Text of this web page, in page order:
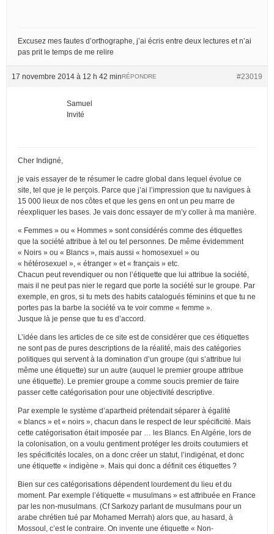
Excusez mes fautes d’orthographe, j’ai écris entre deux lectures et n’ai
pas prit le temps de me relire
17 novembre 2014 à 12 h 42 min #23019
RÉPONDRE
Samuel
Invité
Cher Indigné,
je vais essayer de te résumer le cadre global dans lequel évolue ce
site, tel que je le perçois. Parce que j’ai l’impression que tu navigues à
15 000 lieux de nos côtes et que les gens en ont un peu marre de
réexpliquer les bases. Je vais donc essayer de m’y coller à ma manière.
« Femmes » ou « Hommes » sont considérés comme des étiquettes
que la société attribue à tel ou tel personnes. De même évidemment
« Noirs » ou « Blancs », mais aussi « homosexuel » ou
« hétérosexuel », « étranger » et « français » etc.
Chacun peut revendiquer ou non l’étiquette que lui attribue la société,
mais il ne peut pas nier le regard que porte la société sur le groupe. Par
exemple, en gros, si tu mets des habits catalogués féminins et que tu ne
portes pas la barbe la société va te voir comme « femme ».
Jusque là je pense que tu es d’accord.
L’idée dans les articles de ce site est de considérer que ces étiquettes
ne sont pas de pures descriptions de la réalité, mais des catégories
politiques qui servent à la domination d’un groupe (qui s’attribue lui
même une étiquette) sur un autre (auquel le premier groupe attribue
une étiquette). Le premier groupe a comme soucis premier de faire
passer cette catégorisation pour une objectivité descriptive.
Par exemple le système d’apartheid prétendait séparer à égalité
« blancs » et « noirs », chacun dans le respect de leur spécificité. Mais
cette catégorisation était imposée par … les Blancs. En Algérie, lors de
la colonisation, on a voulu gentiment protéger les droits coutumiers et
les spécificités locales, on a donc créer un statut, l’indigénat, et donc
une étiquette « indigène ». Mais qui donc a définit ces étiquettes ?
Bien sur ces catégorisations dépendent lourdement du lieu et du
moment. Par exemple l’étiquette « musulmans » est attribuée en France
par les non-musulmans. (Cf Sarkozy parlant de musulmans pour un
arabe chrétien tué par Mohamed Merrah) alors que, au hasard, à
Mossoul, c’est le contraire. On invente une étiquette « Non-